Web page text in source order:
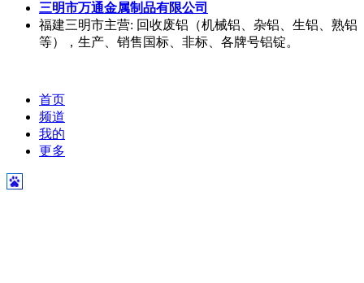
三明市万通金属制品有限公司
福建三明市主营: 回收废铝（机械铝、杂铝、生铝、熟铝
等），生产、销售国标、非标、各牌号铝锭。
首页
频道
我的
更多